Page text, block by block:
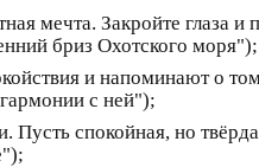
мечта. Закройте глаза и
бриз Охотского моря");
и напоминают о
с ней");
спокойная, но